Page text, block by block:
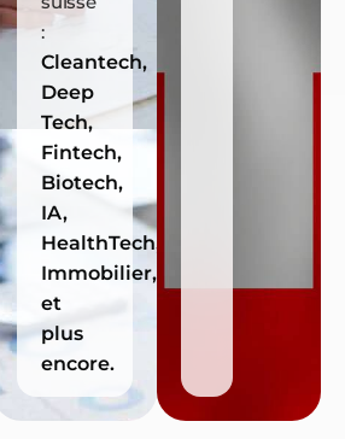
:
Cleantech,
Deep
Tech,
Fintech,
Biotech,
IA,
HealthTech,
Immobilier,
et
plus
encore.